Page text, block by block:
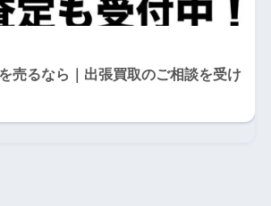
売るなら｜出張買取のご相談を受け